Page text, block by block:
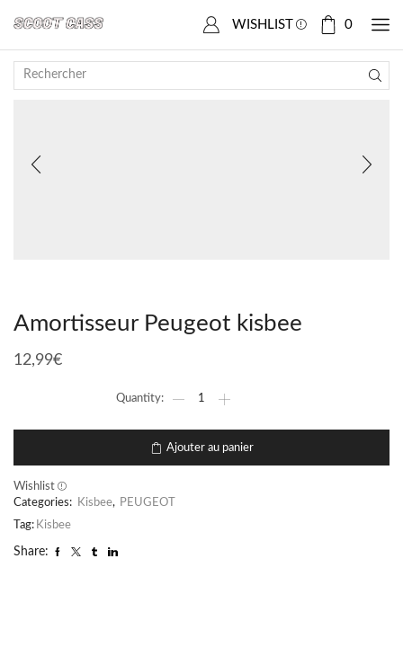
WISHLIST 0
Accueil Boutique Kisbee
Amortisseur Peugeot kisbee
12,99€
Ajouter au panier
Wishlist
Categories:
Kisbee, PEUGEOT
Tag: Kisbee
Share: